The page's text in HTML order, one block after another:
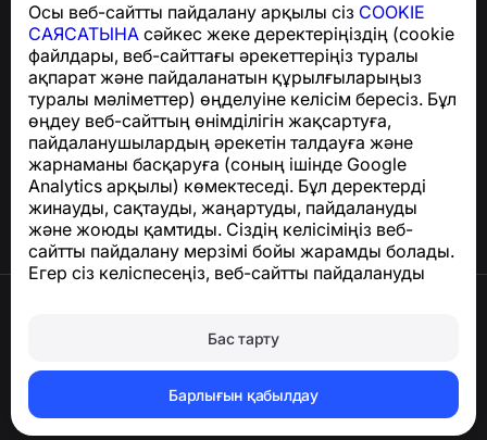
Осы веб-сайтты пайдалану арқылы сіз COOKIE
САЯСАТЫНА сәйкес жеке деректеріңіздің (cookie
файлдары, веб-сайттағы әрекеттеріңіз туралы
ақпарат және пайдаланатын құрылғыларыңыз
туралы мәліметтер) өңделуіне келісім бересіз. Бұл
өңдеу веб-сайттың өнімділігін жақсартуға,
пайдаланушылардың әрекетін талдауға және
жарнаманы басқаруға (соның ішінде Google
Analytics арқылы) көмектеседі. Бұл деректерді
жинауды, сақтауды, жаңартуды, пайдалануды
және жоюды қамтиды. Сіздің келісіміңіз веб-
сайтты пайдалану мерзімі бойы жарамды болады.
Егер сіз келіспесеңіз, веб-сайтты пайдалануды
Бас тарту
Барлығын қабылдау
үшін: support@numbuster.com
Анықтама орталығы
Жаңалықтар мен
мақалалар
Жоба туралы
Байланыс
Тіркелгіні және жеке деректерді жою